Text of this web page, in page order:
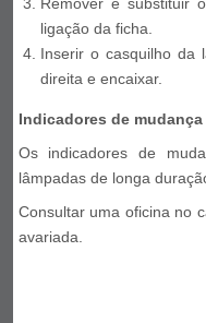
Remover e substituir
ligação da ficha.
Inserir o casquilho da
direita e encaixar.
Indicadores de
Os indicadores de
lâmpadas de longa
Consultar uma oficina no
avariada.